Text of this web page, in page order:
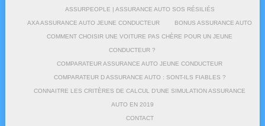
ASSURPEOPLE | ASSURANCE AUTO SOS RÉSILIÉS
AXA ASSURANCE AUTO JEUNE CONDUCTEUR BONUS ASSURANCE AUTO
COMMENT CHOISIR UNE VOITURE PAS CHÈRE POUR UN JEUNE
CONDUCTEUR ?
COMPARATEUR ASSURANCE AUTO JEUNE CONDUCTEUR
COMPARATEUR D ASSURANCE AUTO : SONT-ILS FIABLES ?
CONNAITRE LES CRITÈRES DE CALCUL D’UNE SIMULATION ASSURANCE
AUTO EN 2019
CONTACT